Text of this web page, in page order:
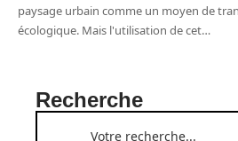
paysage urbain comme un moyen de
écologique. Mais l'utilisation de cet…
Recherche